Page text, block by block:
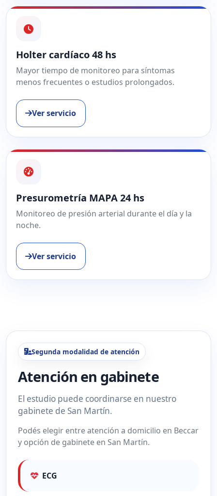
Holter cardíaco 48 hs
Mayor tiempo de monitoreo para síntomas
menos frecuentes o estudios prolongados.
Ver servicio
Presurometría MAPA 24 hs
Monitoreo de presión arterial durante el día y la
noche.
Ver servicio
Segunda modalidad de atención
Atención en gabinete
El estudio puede coordinarse en nuestro
gabinete de San Martín.
Podés elegir entre atención a domicilio en Beccar
y opción de gabinete en San Martín.
ECG